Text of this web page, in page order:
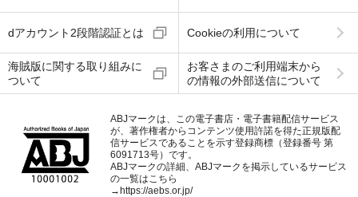
dアカウント2段階認証とは Cookieの利用について
海賊版に関する取り組みに
ついて
お客さまのご利用端末から
の情報の外部送信について
ABJマークは、この電子書店・電子書籍配信サービス
が、著作権者からコンテンツ使用許諾を得た正規版配
信サービスであることを示す登録商標（登録番号 第
6091713号）です。
ABJマークの詳細、ABJマークを掲示しているサービス
の一覧はこちら
→https://aebs.or.jp/